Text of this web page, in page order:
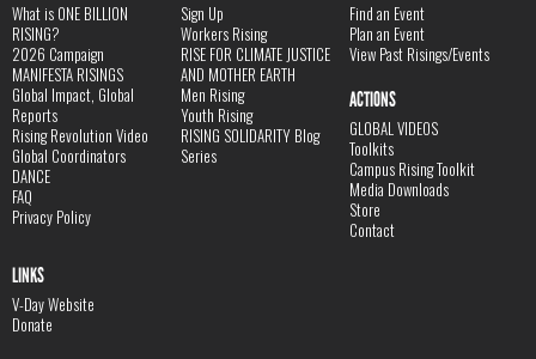
What is ONE BILLION
RISING?
2026 Campaign
MANIFESTA RISINGS
Global Impact, Global
Reports
Rising Revolution Video
Global Coordinators
DANCE
FAQ
Privacy Policy
Sign Up
Workers Rising
RISE FOR CLIMATE JUSTICE
AND MOTHER EARTH
Men Rising
Youth Rising
RISING SOLIDARITY Blog
Series
Find an Event
Plan an Event
View Past Risings/Events
ACTIONS
GLOBAL VIDEOS
Toolkits
Campus Rising Toolkit
Media Downloads
Store
Contact
LINKS
V-Day Website
Donate